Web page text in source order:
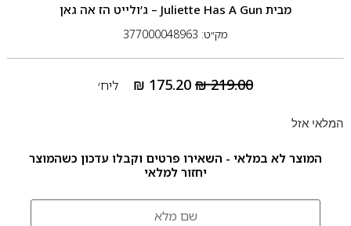
מבית Juliette Has A Gun – ג’ולייט הז אה גאן
מק״ט: 377000048963
₪219.00
₪ 175.20 ליח׳
המלאי אזל
המוצר לא במלאי - השאירו פרטים וקבלו עדכון כשהמוצר
יחזור למלאי